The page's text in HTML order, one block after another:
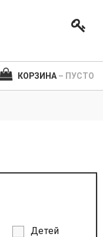
КОРЗИНА – ПУСТО
Детей